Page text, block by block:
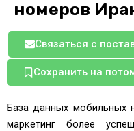
номеров
Связаться с
Сохранить на
База данных мобильных
маркетинг более